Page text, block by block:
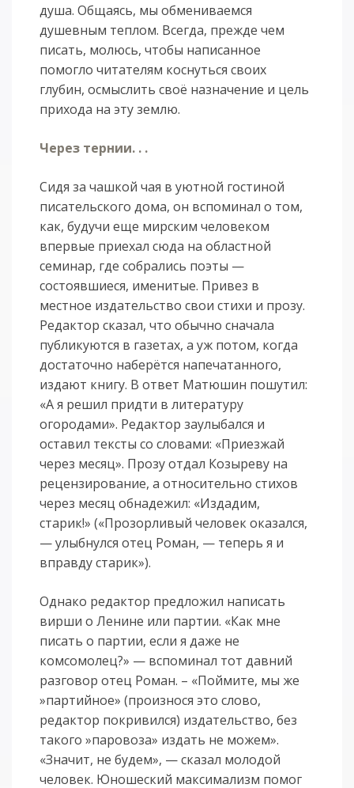
душа. Общаясь, мы обмениваемся
душевным теплом. Всегда, прежде чем
писать, молюсь, чтобы написанное
помогло читателям коснуться своих
глубин, осмыслить своё назначение и цель
прихода на эту землю.
Через тернии. . .
Сидя за чашкой чая в уютной гостиной
писательского дома, он вспоминал о том,
как, будучи еще мирским человеком
впервые приехал сюда на областной
семинар, где собрались поэты —
состоявшиеся, именитые. Привез в
местное издательство свои стихи и прозу.
Редактор сказал, что обычно сначала
публикуются в газетах, а уж потом, когда
достаточно наберётся напечатанного,
издают книгу. В ответ Матюшин пошутил:
«А я решил придти в литературу
огородами». Редактор заулыбался и
оставил тексты со словами: «Приезжай
через месяц». Прозу отдал Козыреву на
рецензирование, а относительно стихов
через месяц обнадежил: «Издадим,
старик!» («Прозорливый человек оказался,
— улыбнулся отец Роман, — теперь я и
вправду старик»).
Однако редактор предложил написать
вирши о Ленине или партии. «Как мне
писать о партии, если я даже не
комсомолец?» — вспоминал тот давний
разговор отец Роман. – «Поймите, мы же
»партийное» (произнося это слово,
редактор покривился) издательство, без
такого »паровоза» издать не можем».
«Значит, не будем», — сказал молодой
человек. Юношеский максимализм помог